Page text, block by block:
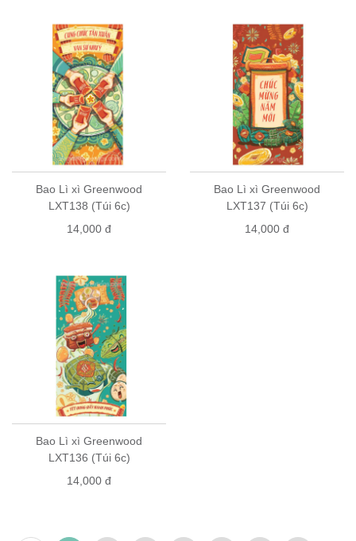
Bao Lì xì Greenwood
LXT138 (Túi 6c)
14,000 đ
Bao Lì xì Greenwood
LXT137 (Túi 6c)
14,000 đ
Bao Lì xì Greenwood
LXT136 (Túi 6c)
14,000 đ